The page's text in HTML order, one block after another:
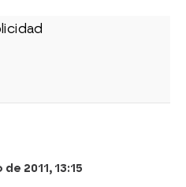
2011, 13:15